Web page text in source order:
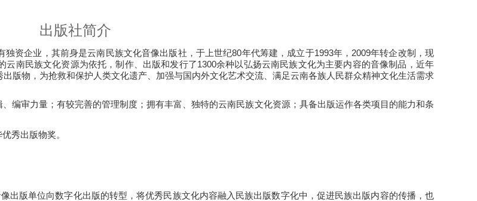
出版社简介
资企业，其前身是云南民族文化音像出版社，于上世纪80年代筹建，成立于1993年，2009年转企改制，现
南民族文化资源为依托，制作、出版和发行了1300余种以弘扬云南民族文化为主要内容的音像制品，近年
版物，为抢救和保护人类文化遗产、加强与国内外文化艺术交流、满足云南各族人民群众精神文化生活需求
编审力量；有较完善的管理制度；拥有丰富、独特的云南民族文化资源；具备出版运作各类项目的能力和条
秀出版物奖。
出版单位向数字化出版的转型，将优秀民族文化内容融入民族出版数字化中，促进民族出版内容的传播，也